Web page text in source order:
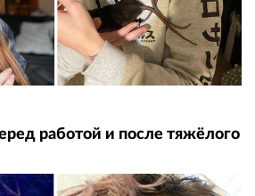
работой и после тяжёлого